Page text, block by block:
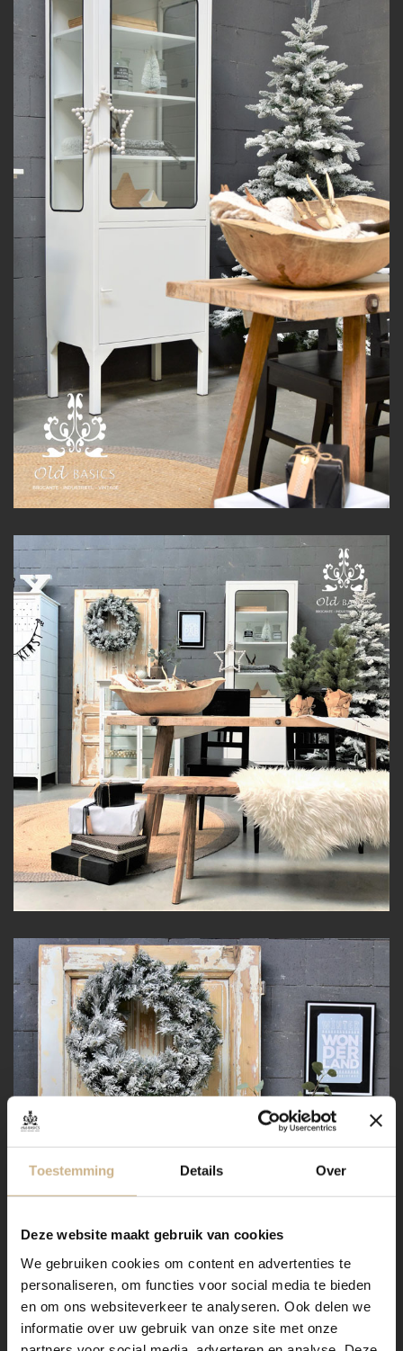
Toestemming Details Over
Deze website maakt gebruik van cookies
We gebruiken cookies om content en advertenties te
personaliseren, om functies voor social media te bieden
en om ons websiteverkeer te analyseren. Ook delen we
informatie over uw gebruik van onze site met onze